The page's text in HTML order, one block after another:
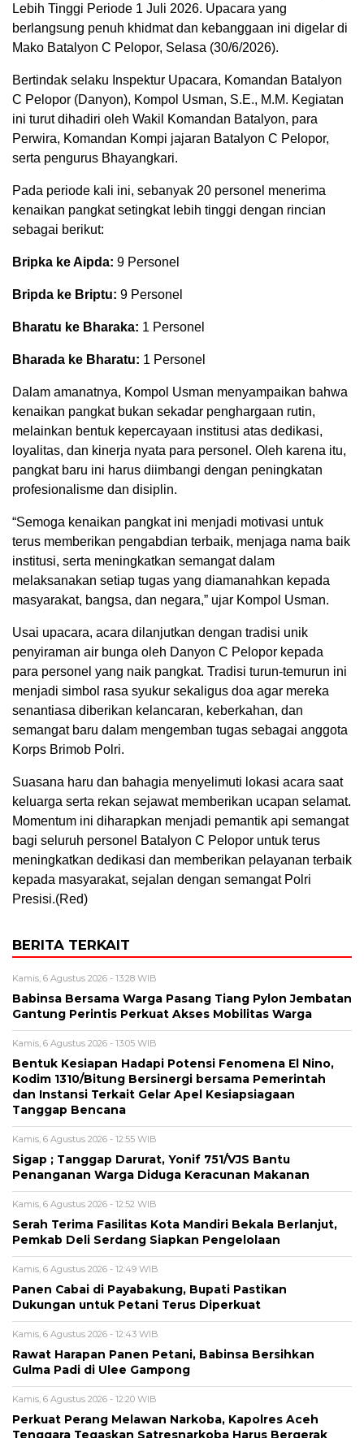
Lebih Tinggi Periode 1 Juli 2026. Upacara yang
berlangsung penuh khidmat dan kebanggaan ini digelar di
Mako Batalyon C Pelopor, Selasa (30/6/2026).
Bertindak selaku Inspektur Upacara, Komandan Batalyon
C Pelopor (Danyon), Kompol Usman, S.E., M.M. Kegiatan
ini turut dihadiri oleh Wakil Komandan Batalyon, para
Perwira, Komandan Kompi jajaran Batalyon C Pelopor,
serta pengurus Bhayangkari.
Pada periode kali ini, sebanyak 20 personel menerima
kenaikan pangkat setingkat lebih tinggi dengan rincian
sebagai berikut:
Bripka ke Aipda: 9 Personel
Bripda ke Briptu: 9 Personel
Bharatu ke Bharaka: 1 Personel
Bharada ke Bharatu: 1 Personel
Dalam amanatnya, Kompol Usman menyampaikan bahwa
kenaikan pangkat bukan sekadar penghargaan rutin,
melainkan bentuk kepercayaan institusi atas dedikasi,
loyalitas, dan kinerja nyata para personel. Oleh karena itu,
pangkat baru ini harus diimbangi dengan peningkatan
profesionalisme dan disiplin.
“Semoga kenaikan pangkat ini menjadi motivasi untuk
terus memberikan pengabdian terbaik, menjaga nama baik
institusi, serta meningkatkan semangat dalam
melaksanakan setiap tugas yang diamanahkan kepada
masyarakat, bangsa, dan negara,” ujar Kompol Usman.
Usai upacara, acara dilanjutkan dengan tradisi unik
penyiraman air bunga oleh Danyon C Pelopor kepada
para personel yang naik pangkat. Tradisi turun-temurun ini
menjadi simbol rasa syukur sekaligus doa agar mereka
senantiasa diberikan kelancaran, keberkahan, dan
semangat baru dalam mengemban tugas sebagai anggota
Korps Brimob Polri.
Suasana haru dan bahagia menyelimuti lokasi acara saat
keluarga serta rekan sejawat memberikan ucapan selamat.
Momentum ini diharapkan menjadi pemantik api semangat
bagi seluruh personel Batalyon C Pelopor untuk terus
meningkatkan dedikasi dan memberikan pelayanan terbaik
kepada masyarakat, sejalan dengan semangat Polri
Presisi.(Red)
BERITA TERKAIT
Kamis, 6 Agustus 2026 - 13:28 WIB
Babinsa Bersama Warga Pasang Tiang Pylon Jembatan
Gantung Perintis Perkuat Akses Mobilitas Warga
Kamis, 6 Agustus 2026 - 13:05 WIB
Bentuk Kesiapan Hadapi Potensi Fenomena El Nino,
Kodim 1310/Bitung Bersinergi bersama Pemerintah
dan Instansi Terkait Gelar Apel Kesiapsiagaan
Tanggap Bencana
Kamis, 6 Agustus 2026 - 12:55 WIB
Sigap ; Tanggap Darurat, Yonif 751/VJS Bantu
Penanganan Warga Diduga Keracunan Makanan
Kamis, 6 Agustus 2026 - 12:52 WIB
Serah Terima Fasilitas Kota Mandiri Bekala Berlanjut,
Pemkab Deli Serdang Siapkan Pengelolaan
Kamis, 6 Agustus 2026 - 12:49 WIB
Panen Cabai di Payabakung, Bupati Pastikan
Dukungan untuk Petani Terus Diperkuat
Kamis, 6 Agustus 2026 - 12:43 WIB
Rawat Harapan Panen Petani, Babinsa Bersihkan
Gulma Padi di Ulee Gampong
Kamis, 6 Agustus 2026 - 12:20 WIB
Perkuat Perang Melawan Narkoba, Kapolres Aceh
Tenggara Tegaskan Satresnarkoba Harus Bergerak